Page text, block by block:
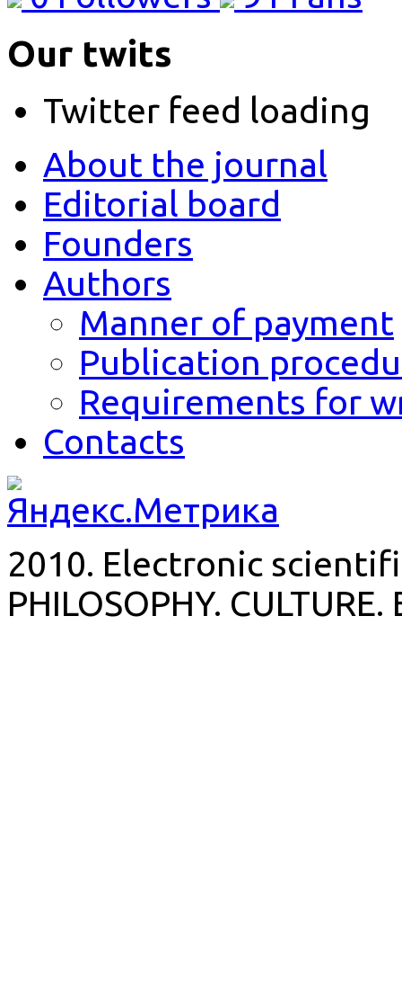
Our twits
Twitter feed loading
About the journal
Editorial board
Founders
Authors
Manner of payment
Publication
Requirements for
Contacts
2010. Electronic
PHILOSOPHY. CULTURE.